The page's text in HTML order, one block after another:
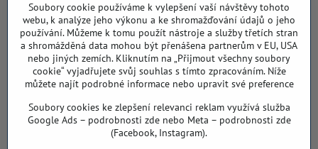
DIČ: CZ8103114129
Sklad, vzorkovna PO TELEFONICKÉ DOMLUVĚ
Záříčí ev. č. 54
768 11 Chropyně
608 855 055
podlahyALFA​@seznam​.cz
Soubory cookie používáme k vylepšení vaší návštěvy tohoto
webu, k analýze jeho výkonu a ke shromažďování údajů o jeho
používání. Můžeme k tomu použít nástroje a služby třetích stran
a shromážděná data mohou být přenášena partnerům v EU, USA
nebo jiných zemích. Kliknutím na „Přijmout všechny soubory
cookie“ vyjadřujete svůj souhlas s tímto zpracováním. Níže
můžete najít podrobné informace nebo upravit své preference
Soubory cookies ke zlepšení relevanci reklam využívá služba
Google Ads – podrobnosti zde nebo Meta – podrobnosti zde
(Facebook, Instagram).